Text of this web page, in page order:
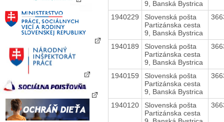
9, Banská Bystrica
1940229
Slovenská pošta
Partizánska cesta
9, Banská Bystrica
1940189
Slovenská pošta
Partizánska cesta
9, Banská Bystrica
1940159
Slovenská pošta
Partizánska cesta
9, Banská Bystrica
1940120
Slovenská pošta
Partizánska cesta